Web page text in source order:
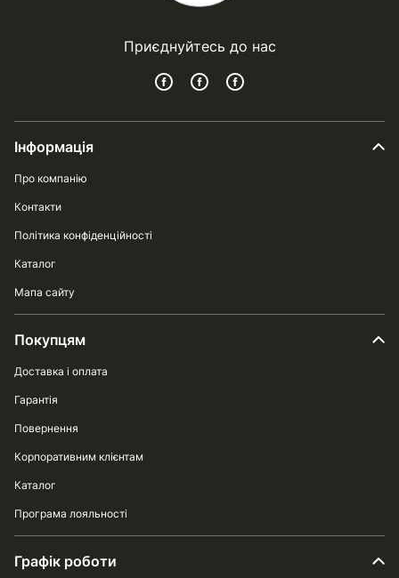
Приєднуйтесь до нас
Інформація
Про компанію
Контакти
Політика конфіденційності
Каталог
Мапа сайту
Покупцям
Доставка і оплата
Гарантія
Повернення
Корпоративним клієнтам
Каталог
Програма лояльності
Графік роботи